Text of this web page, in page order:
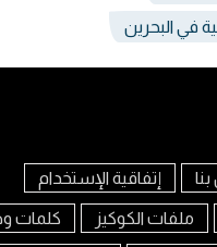
إتفاقية الإستخدام
ملفات الكوكيز كلمات